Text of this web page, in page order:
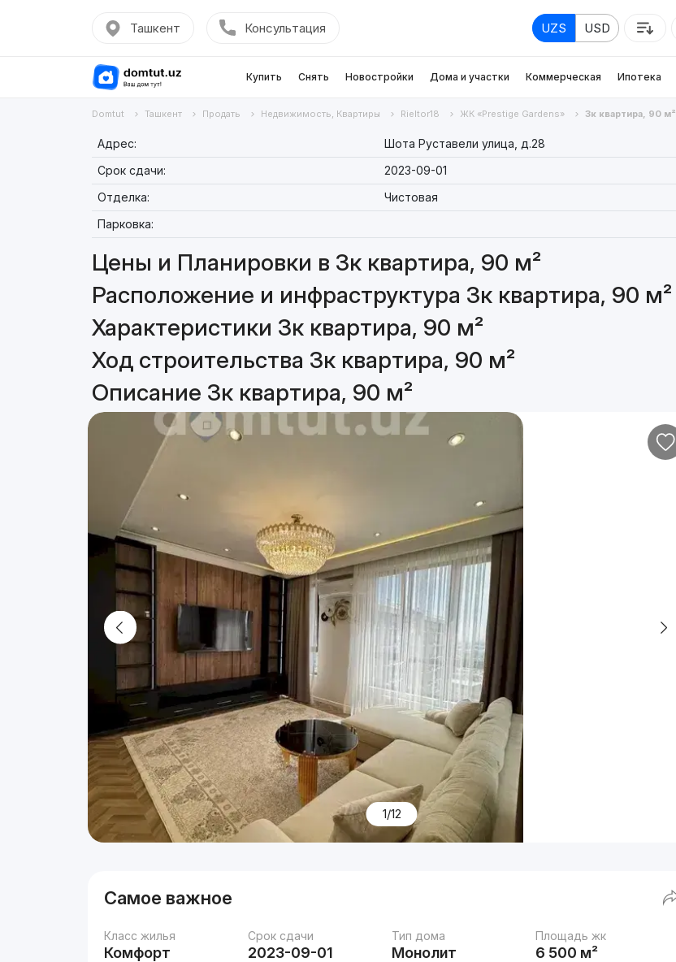
Ташкент Консультация UZS USD
Купить Снять Новостройки Дома и участки Коммерческая Ипотека
Domtut Ташкент Продать Недвижимость, Квартиры Rieltor18 ЖК «Prestige Gardens» 3к квартира, 90 м²
Адрес:
Шота Руставели улица, д.28
Срок сдачи:
2023-09-01
Отделка:
Чистовая
Парковка:
Цены и Планировки в 3к квартира, 90 м²
Расположение и инфраструктура 3к квартира, 90 м²
Характеристики 3к квартира, 90 м²
Ход строительства 3к квартира, 90 м²
Описание 3к квартира, 90 м²
1/12
Самое важное
Класс жилья
Комфорт
Срок сдачи
2023-09-01
Тип дома
Монолит
Площадь жк
6 500 м²